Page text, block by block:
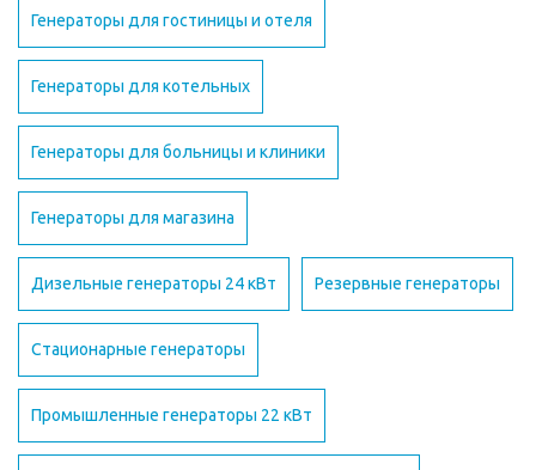
Генераторы для гостиницы и отеля
Генераторы для котельных
Генераторы для больницы и клиники
Генераторы для магазина
Дизельные генераторы 24 кВт Резервные генераторы
Стационарные генераторы
Промышленные генераторы 22 кВт